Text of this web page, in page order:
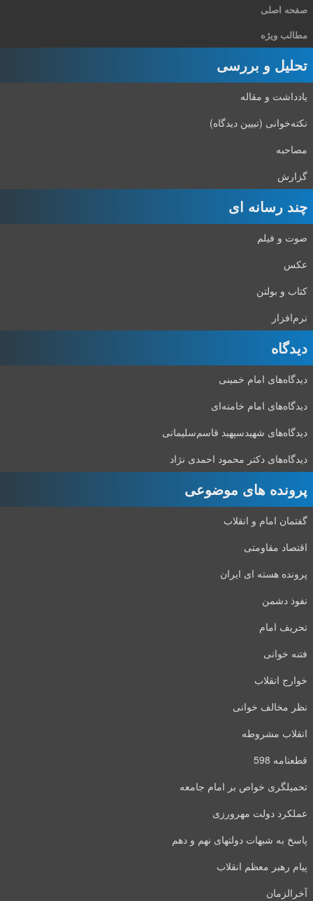
صفحه اصلی
مطالب ویژه
تحلیل و بررسی
یادداشت و مقاله
نکته‌خوانی (تبیین دیدگاه)
مصاحبه
گزارش
چند رسانه ای
صوت و فیلم
عکس
کتاب و بولتن
نرم‌افزار
دیدگاه‌
دیدگاه‌های امام خمینی
دیدگاه‌های امام خامنه‌ای
دیدگاه‌های شهید‌سپهبد قاسم‌سلیمانی
دیدگاه‌های دکتر محمود احمدی نژاد
پرونده های موضوعی
گفتمان امام و انقلاب
اقتصاد مقاومتی
پرونده هسته ای ایران
نفوذ دشمن
تحریف امام
فتنه خوانی
خوارج انقلاب
نظر مخالف خوانی
انقلاب مشروطه
قطعنامه 598
تحمیلگری خواص بر امام جامعه
عملکرد دولت مهرورزی
پاسخ به شبهات دولتهای نهم و دهم
پیام رهبر معظم انقلاب
آخرالزمان